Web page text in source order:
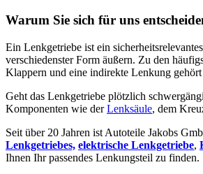
Warum Sie sich für uns
Ein Lenkgetriebe ist ein
verschiedenster Form äußern. Zu den
Klappern und eine indirekte Lenkung
Geht das Lenkgetriebe plötzlich
Komponenten wie derLenksäule, dem
Seit über 20 Jahren ist Autoteile Jakobs
Lenkgetriebes, elektrische Lenkgetriebe,
Ihnen Ihr passendes Lenkungsteil zu finden.